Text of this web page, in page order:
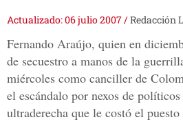
Actualizado: 06 julio 2007/Redacción
Fernando Araújo, quien en
de secuestro a manos de la
miércoles como canciller de
el escándalo por nexos de
ultraderecha que le costó el puesto